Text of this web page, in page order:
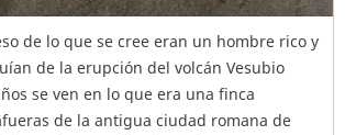
de lo que se cree eran un hombre rico y
de la erupción del volcán Vesubio
se ven en lo que era una finca
de la antigua ciudad romana de